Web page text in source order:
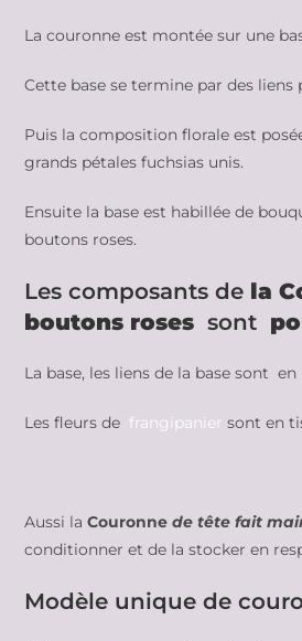
La couronne est montée sur une
Cette base se termine par des
Puis la composition florale est
grands pétales fuchsias unis.
Ensuite la base est habillée de
boutons roses.
Les composants de la
boutons roses sont
La base, les liens de la base sont en
Les fleurs de frangipanier sont en
Aussi la Couronne de tête fait
conditionner et de la stocker en
Modèle unique de